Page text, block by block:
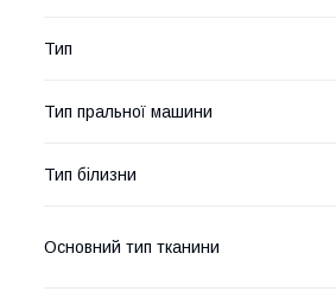
Тип
Тип пральної машини
Тип білизни
Основний тип тканини